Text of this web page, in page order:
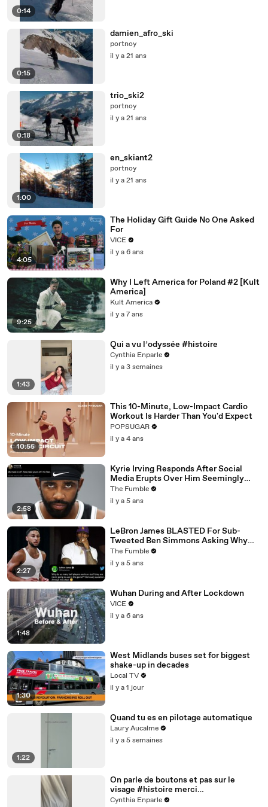
0:14
0:15
damien_afro_ski
portnoy
il y a 21 ans
0:18
trio_ski2
portnoy
il y a 21 ans
1:00
en_skiant2
portnoy
il y a 21 ans
4:05
The Holiday Gift Guide No One Asked
For
VICE
il y a 6 ans
9:25
Why I Left America for Poland #2 [Kult
America]
Kult America
il y a 7 ans
1:43
Qui a vu l’odyssée #histoire
Cynthia Enparle
il y a 3 semaines
10:55
This 10-Minute, Low-Impact Cardio
Workout Is Harder Than You'd Expect
POPSUGAR
il y a 4 ans
2:58
Kyrie Irving Responds After Social
Media Erupts Over Him Seemingly
Coming Out As An Anti-Masker
The Fumble
il y a 5 ans
2:27
LeBron James BLASTED For Sub-
Tweeted Ben Simmons Asking Why
Players Practice Moves They NEVER
Use
The Fumble
il y a 5 ans
1:48
Wuhan During and After Lockdown
VICE
il y a 6 ans
1:30
West Midlands buses set for biggest
shake-up in decades
Local TV
il y a 1 jour
1:22
Quand tu es en pilotage automatique
Laury Aucalme
il y a 5 semaines
On parle de boutons et pas sur le
visage #histoire merci
@studio_paillette prêt*
Cynthia Enparle